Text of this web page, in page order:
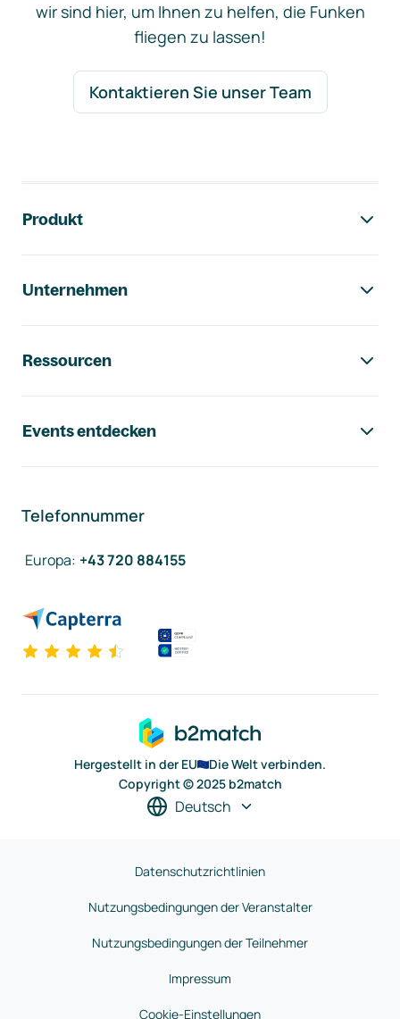
wir sind hier, um Ihnen zu helfen, die Funken
fliegen zu lassen!
Kontaktieren Sie unser Team
Produkt
Unternehmen
Ressourcen
Events entdecken
Telefonnummer
Europa: +43 720 884155
Hergestellt in der EU
Die Welt verbinden.
Copyright © 2025 b2match
Deutsch
Datenschutzrichtlinien
Nutzungsbedingungen der Veranstalter
Nutzungsbedingungen der Teilnehmer
Impressum
Cookie-Einstellungen